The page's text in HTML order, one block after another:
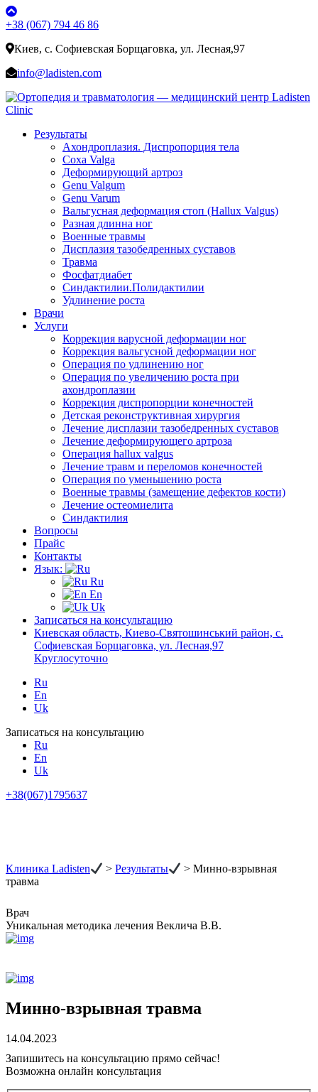
+38 (067) 794 46 86
Киев, с. Софиевская Борщаговка, ул. Лесная,97
info@ladisten.com
Результаты
Ахондроплазия. Диспропорция тела
Coxa Valga
Деформирующий артроз
Genu Valgum
Genu Varum
Вальгусная деформация стоп (Hallux Valgus)
Разная длинна ног
Военные травмы
Дисплазия тазобедренных суставов
Травма
Фосфатдиабет
Синдактилии.Полидактилии
Удлинение роста
Врачи
Услуги
Коррекция варусной деформации ног
Коррекция вальгусной деформации ног
Операция по удлинению ног
Операция по увеличению роста при
ахондроплазии
Коррекция диспропорции конечностей
Детская реконструктивная хирургия
Лечение дисплазии тазобедренных суставов
Лечение деформирующего артроза
Операция hallux valgus
Лечение травм и переломов конечностей
Операция по уменьшению роста
Военные травмы (замещение дефектов кости)
Лечение остеомиелита
Синдактилия
Вопросы
Прайс
Контакты
Язык:
Ru
En
Uk
Записаться на консультацию
Киевская область, Киево-Святошинський район, с.
Софиевская Борщаговка, ул. Лесная,97
Круглосуточно
Ru
En
Uk
Записаться на консультацию
Ru
En
Uk
+38(067)1795637
Клиника Ladisten >Результаты >Минно-взрывная
травма
Врач
Уникальная методика лечения Веклича В.В.
Минно-взрывная травма
14.04.2023
Запишитесь на консультацию прямо сейчас!
Возможна онлайн консультация